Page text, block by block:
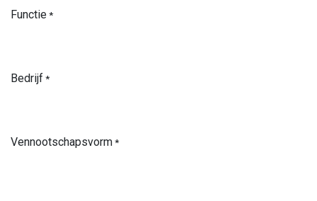
Functie*
Bedrijf*
Vennootschapsvorm*